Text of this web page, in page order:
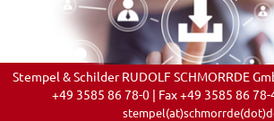
Stempel & Schilder RUDOLF SCHMORRDE
+49 3585 86 78-0 | Fax +49 3585 86